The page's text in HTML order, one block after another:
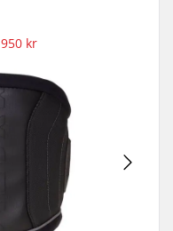
950 kr